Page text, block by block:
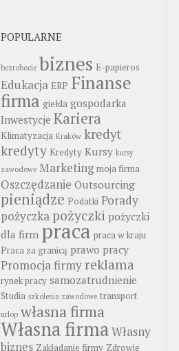
POPULARNE
bezrobocie biznes E-papieros
Edukacja ERP Finanse
firma giełda gospodarka
Inwestycje Kariera
Klimatyzacja Kraków kredyt
kredyty Kredyty Kursy kursy
zawodowe Marketing moja firma
Oszczędzanie Outsourcing
pieniądze Podatki Porady
pożyczka pożyczki pożyczki
dla firm praca praca w kraju
Praca za granicą prawo pracy
Promocja firmy reklama
rynek pracy samozatrudnienie
Studia szkolenia zawodowe transport
urlop własna firma
Własna firmaWłasny
biznes Zakładanie firmy Zdrowie